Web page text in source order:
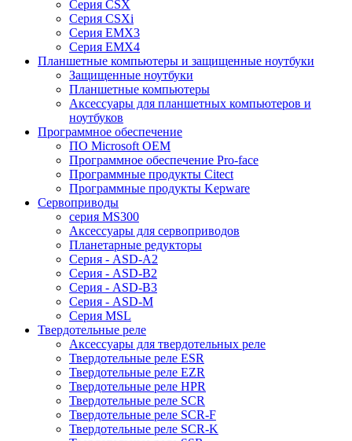
Серия CSX
Серия CSXi
Серия EMX3
Серия EMX4
Планшетные компьютеры и защищенные ноутбуки
Защищенные ноутбуки
Планшетные компьютеры
Аксессуары для планшетных компьютеров и
ноутбуков
Программное обеспечение
ПО Microsoft OEM
Программное обеспечение Pro-face
Программные продукты Citect
Программные продукты Kepware
Сервоприводы
серия MS300
Аксессуары для сервоприводов
Планетарные редукторы
Серия - ASD-A2
Серия - ASD-B2
Серия - ASD-B3
Серия - ASD-M
Серия MSL
Твердотельные реле
Аксессуары для твердотельных реле
Твердотельные реле ESR
Твердотельные реле EZR
Твердотельные реле HPR
Твердотельные реле SCR
Твердотельные реле SCR-F
Твердотельные реле SCR-K